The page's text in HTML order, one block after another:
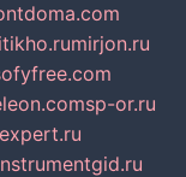
mirjon.ru
sp-or.ru